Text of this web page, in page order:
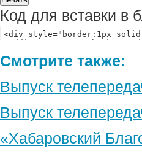
Код для вставки в
Смотрите также:
Выпуск
Выпуск
«Хабаровский